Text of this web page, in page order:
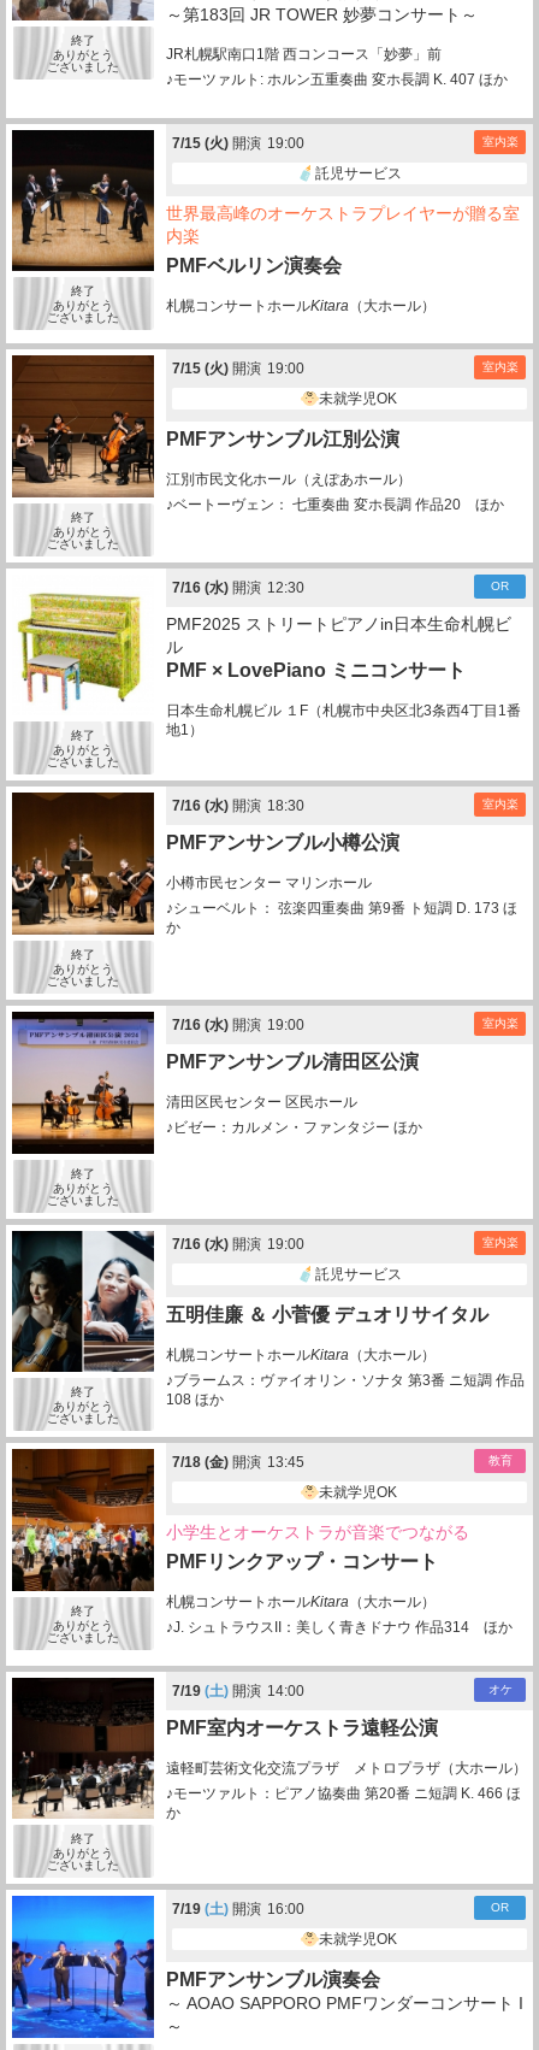
～第183回 JR TOWER 妙夢コンサート～
JR札幌駅南口1階 西コンコース「妙夢」前
♪モーツァルト: ホルン五重奏曲 変ホ長調 K. 407 ほか
終了
ありがとう
ございました
世界最高峰のオーケストラプレイヤーが贈る室
内楽
PMFベルリン演奏会
札幌コンサートホールKitara （大ホール）
室内楽
7/15 (火) 開演 19:00
託児サービス
終了
ありがとう
ございました
PMFアンサンブル江別公演
江別市民文化ホール（えぽあホール）
♪ベートーヴェン： 七重奏曲 変ホ長調 作品20 ほか
室内楽
7/15 (火) 開演 19:00
未就学児OK
終了
ありがとう
ございました
PMF2025 ストリートピアノin日本生命札幌ビ
ル
PMF × LovePiano ミニコンサート
日本生命札幌ビル １F（札幌市中央区北3条西4丁目1番
地1）
OR
7/16 (水) 開演 12:30
終了
ありがとう
ございました
PMFアンサンブル小樽公演
小樽市民センター マリンホール
♪シューベルト： 弦楽四重奏曲 第9番 ト短調 D. 173 ほ
か
室内楽
7/16 (水) 開演 18:30
終了
ありがとう
ございました
PMFアンサンブル清田区公演
清田区民センター 区民ホール
♪ビゼー：カルメン・ファンタジー ほか
室内楽
7/16 (水) 開演 19:00
終了
ありがとう
ございました
五明佳廉 ＆ 小菅優 デュオリサイタル
札幌コンサートホールKitara （大ホール）
♪ブラームス：ヴァイオリン・ソナタ 第3番 ニ短調 作品
108 ほか
室内楽
7/16 (水) 開演 19:00
託児サービス
終了
ありがとう
ございました
小学生とオーケストラが音楽でつながる
PMFリンクアップ・コンサート
札幌コンサートホールKitara（大ホール）
♪J. シュトラウスII：美しく青きドナウ 作品314 ほか
教育
7/18 (金) 開演 13:45
未就学児OK
終了
ありがとう
ございました
PMF室内オーケストラ遠軽公演
遠軽町芸術文化交流プラザ メトロプラザ（大ホール）
♪モーツァルト：ピアノ協奏曲 第20番 ニ短調 K. 466 ほ
か
オケ
7/19 (土) 開演 14:00
終了
ありがとう
ございました
PMFアンサンブル演奏会
～ AOAO SAPPORO PMFワンダーコンサート I
～
OR
7/19 (土) 開演 16:00
未就学児OK